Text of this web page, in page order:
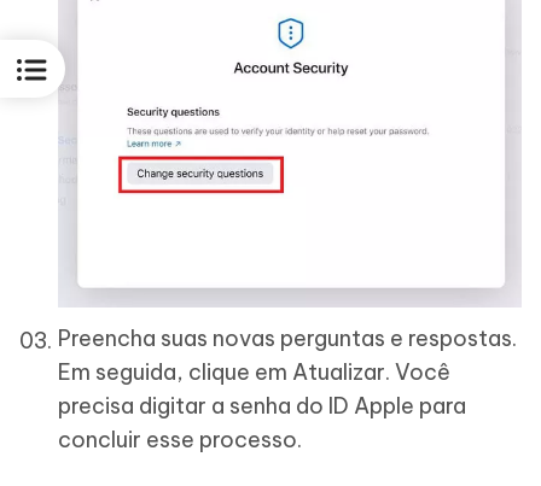
Preencha suas novas perguntas e respostas.
Em seguida, clique em Atualizar. Você
precisa digitar a senha do ID Apple para
concluir esse processo.